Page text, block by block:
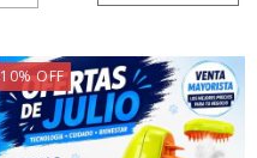
10%OFF